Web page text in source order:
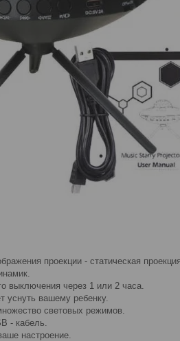
проекции - статическая
выключения через 1 или 2 часа.
уснуть вашему ребенку.
световых режимов.
- кабель.
настроение.